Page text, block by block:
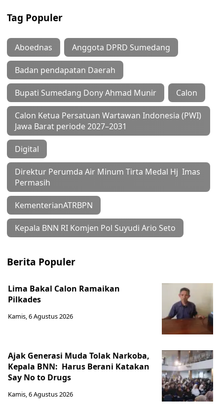
Tag Populer
Aboednas Anggota DPRD Sumedang
Badan pendapatan Daerah
Bupati Sumedang Dony Ahmad Munir Calon
Calon Ketua Persatuan Wartawan Indonesia (PWI)
Jawa Barat periode 2027–2031
Digital
Direktur Perumda Air Minum Tirta Medal Hj Imas
Permasih
KementerianATRBPN
Kepala BNN RI Komjen Pol Suyudi Ario Seto
Berita Populer
Lima Bakal Calon Ramaikan
Pilkades
Kamis, 6 Agustus 2026
Ajak Generasi Muda Tolak Narkoba,
Kepala BNN: Harus Berani Katakan
Say No to Drugs
Kamis, 6 Agustus 2026